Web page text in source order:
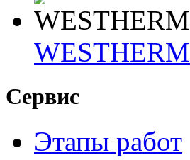
WESTHERM
Сервис
Этапы работ